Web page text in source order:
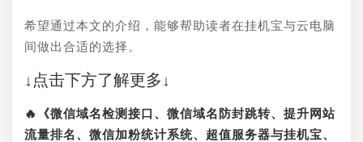
希望通过本文的介绍，能够帮助读者在挂机宝与云电脑
间做出合适的选择。
↓点击下方了解更多↓
🔥《微信域名检测接口、微信域名防封跳转、提升网站
流量排名、微信加粉统计系统、超值服务器与挂机宝、